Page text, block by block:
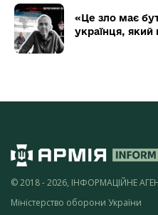
«Це зло має
українця, який
© 2018 - 2026, ІНФОРМАЦІЙНЕ
Міністерство оборони України